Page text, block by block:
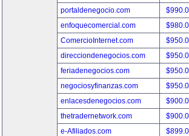
portaldenegocio.com
enfoquecomercial.com
ComercioInternet.com
direcciondenegocios.com
feriadenegocios.com
negociosyfinanzas.com
enlacesdenegocios.com
thetradernetwork.com
e-Afiliados.com